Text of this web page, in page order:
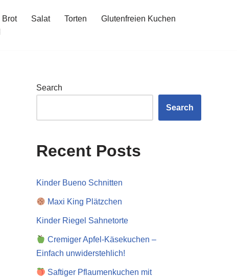
Brot Salat Torten
Glutenfreien Kuchen
Search
Search
Recent Posts
Kinder Bueno Schnitten
Maxi King Plätzchen
Kinder Riegel Sahnetorte
Cremiger Apfel-Käsekuchen –
Einfach unwiderstehlich!
Saftiger Pflaumenkuchen mit